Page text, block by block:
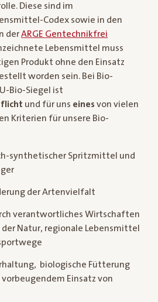
Diese sind im
Codex sowie in den
derARGE Gentechnikfrei
Lebensmittel muss
Produkt ohne den Einsatz
worden sein. Bei Bio-
Bio-Siegel ist
und für uns eines von vielen
Kriterien für unsere Bio-
synthetischer Spritzmittel und
der Artenvielfalt
verantwortliches Wirtschaften
Natur, regionale Lebensmittel
biologische Fütterung
Einsatz von